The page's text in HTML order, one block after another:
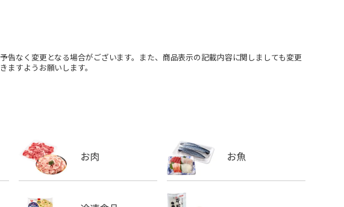
なく変更となる場合がございます。また、商品表示の記載内容に関しましても変更
ますようお願いします。